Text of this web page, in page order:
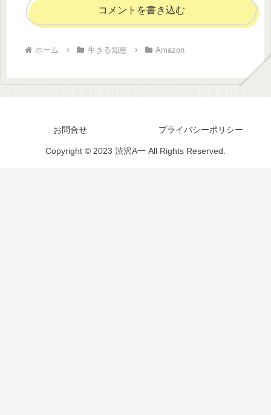
コメントを書き込む
ホーム 生きる知恵 Amazon
お問合せ プライバシーポリシー
Copyright © 2023 渋沢A一 All Rights Reserved.